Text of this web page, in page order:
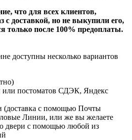
что для всех клиентов,
с доставкой, но не выкупили его,
только после 100% предоплаты.
доступны несколько вариантов
или постоматов СДЭК, Яндекс
(доставка с помощью Почты
Линии, или же вы желаете
двери с помощью любой из